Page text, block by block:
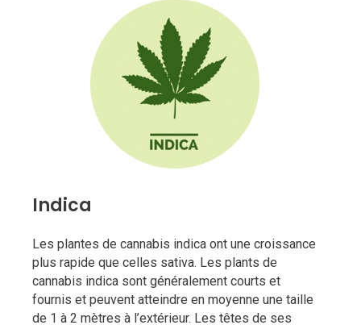
Indica
Les plantes de cannabis indica ont une croissance
plus rapide que celles sativa. Les plants de
cannabis indica sont généralement courts et
fournis et peuvent atteindre en moyenne une taille
de 1 à 2 mètres à l’extérieur. Les têtes de ses